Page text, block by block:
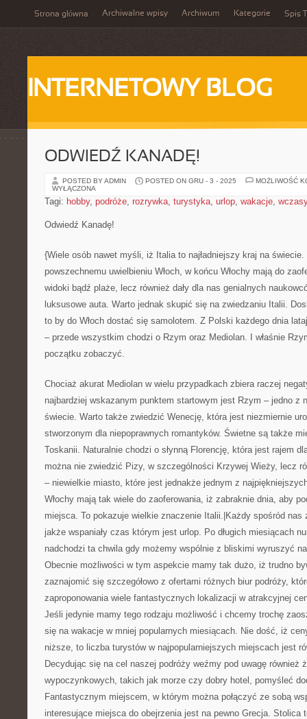
Strona główna Archiwalne wpisy Archiwum Kategorie Spis
INTERNETOWY BLOG
ODWIEDŹ KANADĘ!
POSTED BY ADMIN POSTED ON GRU - 3 - 2025
MOŻLIWOŚĆ
WYŁĄCZONA
Tagi: hobby, podróże, rozrywka, turystyka, urlop, wakacje,
Odwiedź Kanadę!
{Wiele osób nawet myśli, iż Italia to najładniejszy kraj na
powszechnemu uwielbieniu Włoch, w końcu Włochy mają do
widoki bądź plaże, lecz również dały dla nas genialnych
luksusowe auta. Warto jednak skupić się na zwiedzaniu Italii.
to by do Włoch dostać się samolotem. Z Polski każdego dnia
– przede wszystkim chodzi o Rzym oraz Mediolan. I właśnie
początku zobaczyć.
Chociaż akurat Mediolan w wielu przypadkach zbiera raczej
najbardziej wskazanym punktem startowym jest Rzym – jedno z
świecie. Warto także zwiedzić Wenecję, która jest niezmiernie
stworzonym dla niepoprawnych romantyków. Świetne są także
Toskanii. Naturalnie chodzi o słynną Florencję, która jest rajem
można nie zwiedzić Pizy, w szczególności Krzywej Wieży, lecz
– niewielkie miasto, które jest jednakże jednym z
Włochy mają tak wiele do zaoferowania, iż zabraknie dnia, aby
miejsca. To pokazuje wielkie znaczenie Italii.|Każdy spośród nas
jakże wspaniały czas którym jest urlop. Po długich miesiącach
nadchodzi ta chwila gdy możemy wspólnie z bliskimi wyruszyć
Obecnie możliwości w tym aspekcie mamy tak dużo, iż trudno
zaznajomić się szczegółowo z ofertami różnych biur podróży,
zaproponowania wiele fantastycznych lokalizacji w atrakcyjnej
Jeśli jedynie mamy tego rodzaju możliwość i chcemy trochę
się na wakacje w mniej popularnych miesiącach. Nie dość, iż
niższe, to liczba turystów w najpopularniejszych miejscach jest
Decydując się na cel naszej podróży weźmy pod uwagę również
wypoczynkowych, takich jak morze czy dobry hotel, pomyśleć
Fantastycznym miejscem, w którym można połączyć ze sobą
interesujące miejsca do obejrzenia jest na pewno Grecja. Stolica